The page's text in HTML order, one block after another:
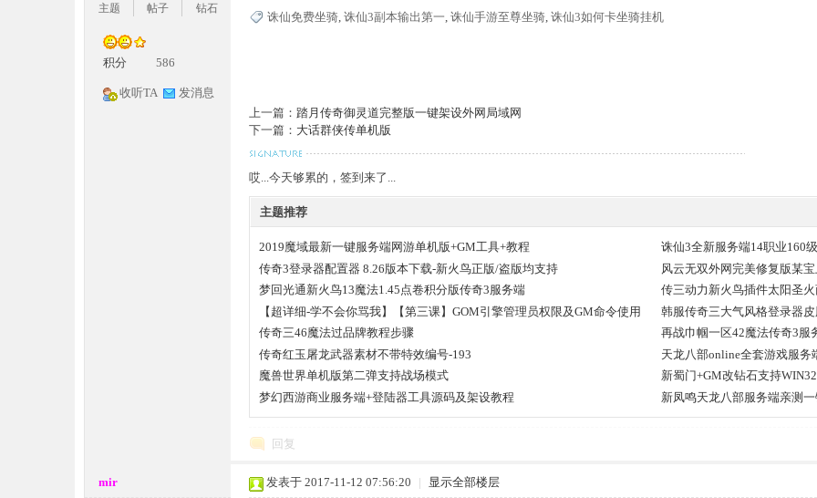
游
主题
帖子
钻石
积分 586
收听TA 发消息
诛仙免费坐骑, 诛仙3副本输出第一, 诛仙手游至尊坐骑, 诛仙3如何卡坐骑挂机
上一篇： 踏月传奇御灵道完整版一键架设外网局域网
下一篇： 大话群侠传单机版
哎...今天够累的，签到来了...
主题推荐
2019魔域最新一键服务端网游单机版+GM工具+教程
诛仙3全新服务端14职业160
传奇3登录器配置器 8.26版本下载-新火鸟正版/盗版均支持
风云无双外网完美修复版某
梦回光通新火鸟13魔法1.45点卷积分版传奇3服务端
传三动力新火鸟插件太阳圣
【超详细-学不会你骂我】【第三课】GOM引擎管理员权限及GM命令使用
视频教程
韩服传奇三大气风格登录器
传奇三46魔法过品牌教程步骤
再战巾帼一区42魔法传奇3服
传奇红玉屠龙武器素材不带特效编号-193
天龙八部online全套游戏服务
魔兽世界单机版第二弹支持战场模式
新蜀门+GM改钻石支持
梦幻西游商业服务端+登陆器工具源码及架设教程
新凤鸣天龙八部服务端亲测
回复
mir 发表于 2017-11-12 07:56:20 | 显示全部楼层